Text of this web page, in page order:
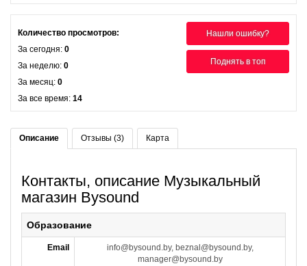
Нашли ошибку?
Поднять в топ
Количество просмотров:
За сегодня: 0
За неделю: 0
За месяц: 0
За все время: 14
Описание Отзывы (3) Карта
Контакты, описание Музыкальный
магазин Bysound
Образование
Email
info@bysound.by, beznal@bysound.by,
manager@bysound.by